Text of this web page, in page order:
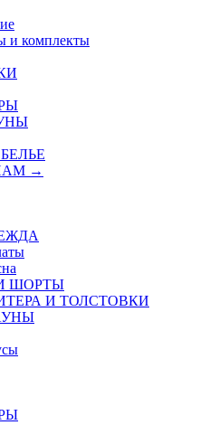
и комплекты
→
ШОРТЫ
И ТОЛСТОВКИ